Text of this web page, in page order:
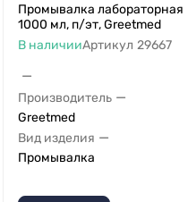
Промывалка лабораторная
1000 мл, п/эт, Greetmed
В наличииАртикул 29667
—
Производитель —
Greetmed
Вид изделия —
Промывалка